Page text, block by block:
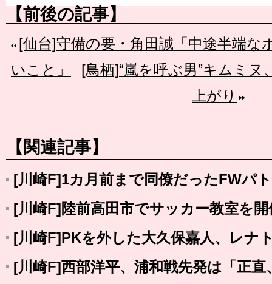
【前後の記事】
[仙台]守備の要・角田誠「中途半端な
いこと」
[鳥栖]“嵐を呼ぶ男”キムミ
上がり
【関連記事】
[川崎F]1カ月前まで同僚だったFWパ
[川崎F]陸前高田市でサッカー教室を開
[川崎F]PKを外した大久保嘉人、レナ
[川崎F]西部洋平、浦和戦先発は「正